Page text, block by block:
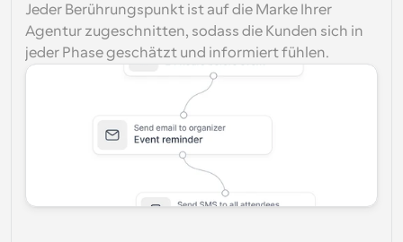
Jeder Berührungspunkt ist auf die Marke Ihrer
Agentur zugeschnitten, sodass die Kunden sich in
jeder Phase geschätzt und informiert fühlen.